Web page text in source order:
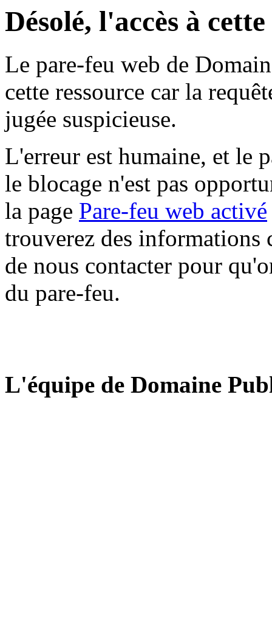
Désolé, l'accès à
Le pare-feu web de
cette ressource car la
jugée suspicieuse.
L'erreur est humaine, et le
le blocage n'est pas
la page Pare-feu web activé
trouverez des informations
de nous contacter pour
du pare-feu.
L'équipe de Domaine